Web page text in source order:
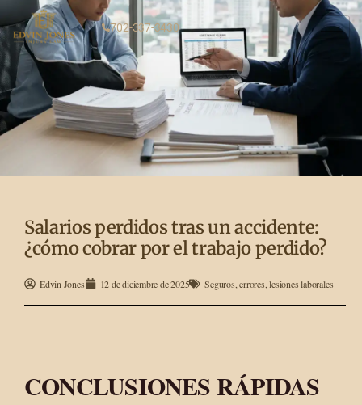
702-337-3430
Salarios perdidos tras un accidente:
¿cómo cobrar por el trabajo perdido?
Edvin Jones 12 de diciembre de 2025 Seguros ,errores ,lesiones laborales
CONCLUSIONES RÁPIDAS